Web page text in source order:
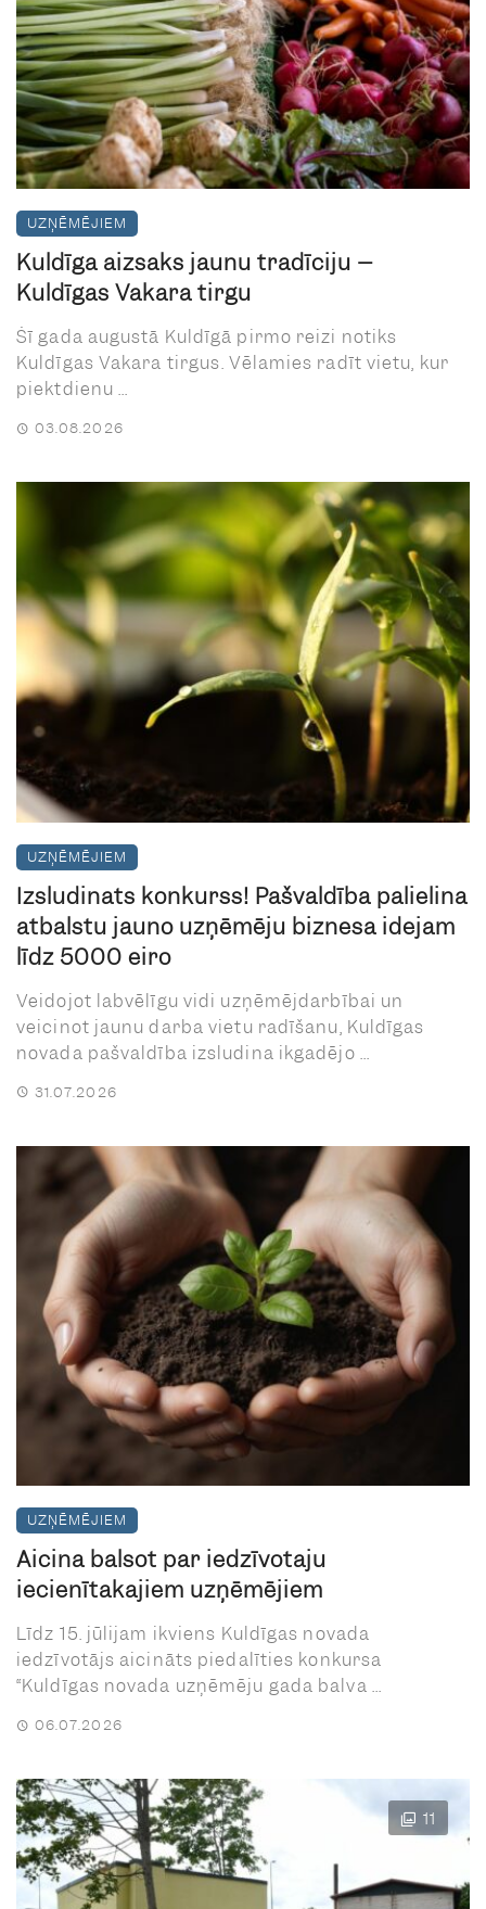
UZŅĒMĒJIEM
Kuldīgā aizsāks jaunu tradīciju –
Kuldīgas Vakara tirgu
Šī gada augustā Kuldīgā pirmo reizi notiks
Kuldīgas Vakara tirgus. Vēlamies radīt vietu, kur
piektdienu ...
03.08.2026
UZŅĒMĒJIEM
Izsludināts konkurss! Pašvaldība palielina
atbalstu jauno uzņēmēju biznesa idejām
līdz 5000 eiro
Veidojot labvēlīgu vidi uzņēmējdarbībai un
veicinot jaunu darba vietu radīšanu, Kuldīgas
novada pašvaldība izsludina ikgadējo ...
31.07.2026
UZŅĒMĒJIEM
Aicina balsot par iedzīvotāju
iecienītākajiem uzņēmējiem
Līdz 15. jūlijam ikviens Kuldīgas novada
iedzīvotājs aicināts piedalīties konkursa
“Kuldīgas novada uzņēmēju gada balva ...
06.07.2026
11